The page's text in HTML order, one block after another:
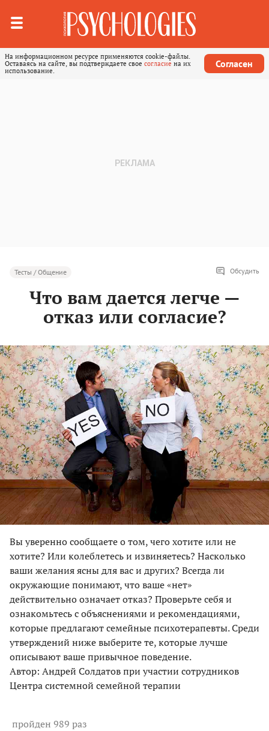
На информационном ресурсе применяются cookie-файлы.
Оставаясь на сайте, вы подтверждаете свое согласие на их
использование.
Согласен
Тесты / Общение Обсудить
Что вам дается легче —
отказ или согласие?
Вы уверенно сообщаете о том, чего хотите или не
хотите? Или колеблетесь и извиняетесь? Насколько
ваши желания ясны для вас и других? Всегда ли
окружающие понимают, что ваше «нет»
действительно означает отказ? Проверьте себя и
ознакомьтесь с объяснениями и рекомендациями,
которые предлагают семейные психотерапевты. Среди
утверждений ниже выберите те, которые лучше
описывают ваше привычное поведение.
Автор: Андрей Солдатов при участии сотрудников
Центра системной семейной терапии
пройден 989 раз